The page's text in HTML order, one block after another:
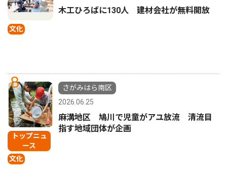
文化
木工ひろばに130人 建材会社が無料開放
8
トップニュ
ース
文化
さがみはら南区
2026.06.25
麻溝地区 鳩川で児童がアユ放流 清流目
指す地域団体が企画